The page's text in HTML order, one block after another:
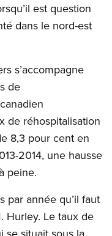
est question
dans le nord-est
s’accompagne
de
de réhospitalisation
8,3 pour cent en
2014, une hausse
peine.
par année qu’il faut
Hurley. Le taux de